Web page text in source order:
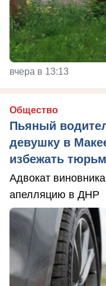
вчера в 13:13
Общество
Пьяный
девушку в
избежать
Адвокат
апелляцию в ДНР